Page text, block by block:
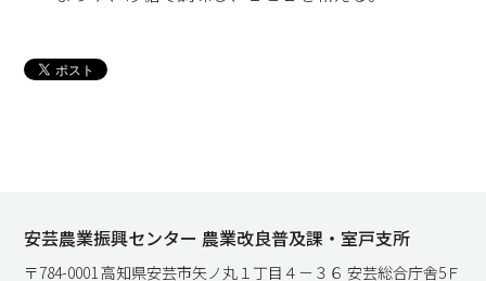
安芸農業振興センター 農業改良普及課・室戸支所
〒784-0001 高知県安芸市矢ノ丸１丁目４－３６ 安芸総合庁舎5Ｆ